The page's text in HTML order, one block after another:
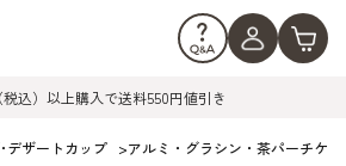
込）以上購入で送料550円値引き
デザートカップ >アルミ・グラシン・茶パーチケー